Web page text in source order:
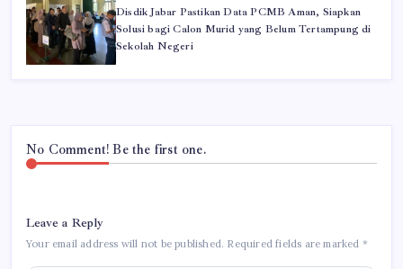
Disdik Jabar Pastikan Data PCMB Aman, Siapkan
Solusi bagi Calon Murid yang Belum Tertampung di
Sekolah Negeri
No Comment! Be the first one.
Leave a Reply
Your email address will not be published. Required fields are marked *